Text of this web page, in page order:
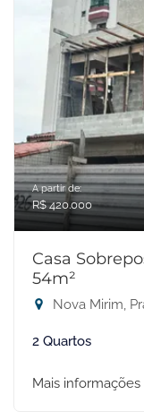
A partir de:
R$ 420.000
Casa
54m²
Nova Mirim,
2 Quartos
Mais informações